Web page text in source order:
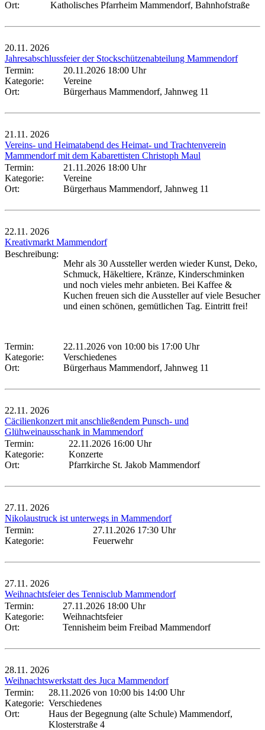
Ort: Katholisches Pfarrheim Mammendorf, Bahnhofstraße
20.11. 2026
Jahresabschlussfeier der Stockschützenabteilung Mammendorf
Termin:
20.11.2026 18:00 Uhr
Kategorie:
Vereine
Ort:
Bürgerhaus Mammendorf, Jahnweg 11
21.11. 2026
Vereins- und Heimatabend des Heimat- und Trachtenverein
Mammendorf mit dem Kabarettisten Christoph Maul
Termin:
21.11.2026 18:00 Uhr
Kategorie:
Vereine
Ort:
Bürgerhaus Mammendorf, Jahnweg 11
22.11. 2026
Kreativmarkt Mammendorf
Beschreibung:
Mehr als 30 Aussteller werden wieder Kunst, Deko,
Schmuck, Häkeltiere, Kränze, Kinderschminken
und noch vieles mehr anbieten. Bei Kaffee &
Kuchen freuen sich die Aussteller auf viele Besucher
und einen schönen, gemütlichen Tag. Eintritt frei!
Termin: 22.11.2026 von 10:00 bis 17:00 Uhr
Kategorie:
Verschiedenes
Ort:
Bürgerhaus Mammendorf, Jahnweg 11
22.11. 2026
Cäcilienkonzert mit anschließendem Punsch- und
Glühweinausschank in Mammendorf
Termin:
22.11.2026 16:00 Uhr
Kategorie:
Konzerte
Ort:
Pfarrkirche St. Jakob Mammendorf
27.11. 2026
Nikolaustruck ist unterwegs in Mammendorf
Termin:
27.11.2026 17:30 Uhr
Kategorie:
Feuerwehr
27.11. 2026
Weihnachtsfeier des Tennisclub Mammendorf
Termin:
27.11.2026 18:00 Uhr
Kategorie:
Weihnachtsfeier
Ort:
Tennisheim beim Freibad Mammendorf
28.11. 2026
Weihnachtswerkstatt des Juca Mammendorf
Termin:
28.11.2026 von 10:00 bis 14:00 Uhr
Kategorie: Verschiedenes
Ort:
Haus der Begegnung (alte Schule) Mammendorf,
Klosterstraße 4